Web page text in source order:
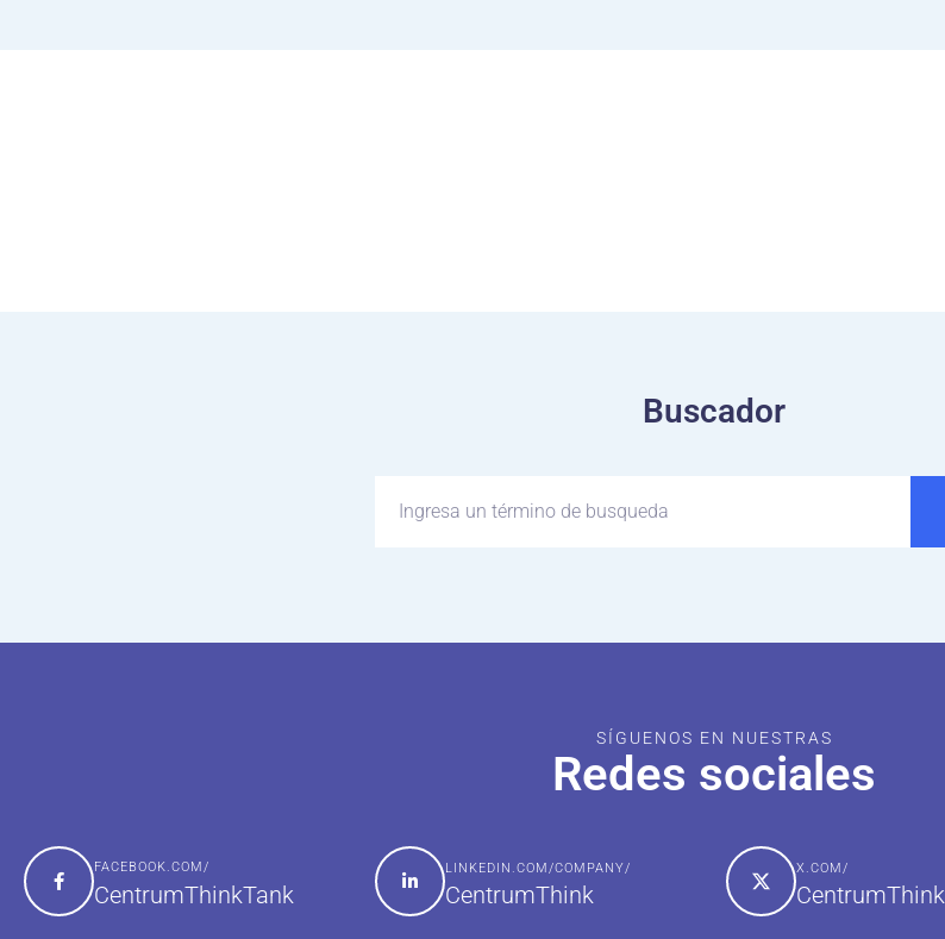
Buscador
SÍGUENOS EN NUESTRAS
Redes sociales
FACEBOOK.COM/
CentrumThinkTank
LINKEDIN.COM/COMPANY/
CentrumThink
X.COM/
CentrumThink